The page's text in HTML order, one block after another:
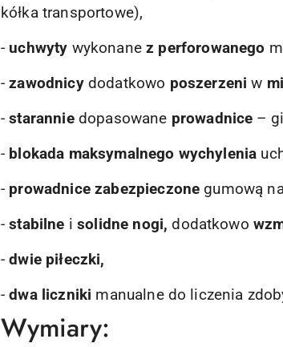
kółka transportowe),
- uchwyty wykonanez perforowanego
-zawodnicydodatkowo poszerzeni w
-staranniedopasowane prowadnice –
- blokada maksymalnego wychylenia
- prowadnice zabezpieczone gumową
-stabilne isolidne nogi, dodatkowo
-dwie piłeczki,
-dwa liczniki manualne do liczenia
Wymiary: